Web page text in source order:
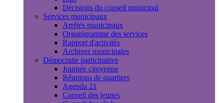
Décisions du conseil municipal
Services municipaux
Arrêtés municipaux
Organigramme des services
Rapport d'activités
Archives municipales
Démocratie participative
Journée citoyenne
Réunions de quartiers
Agenda 21
Conseil des jeunes